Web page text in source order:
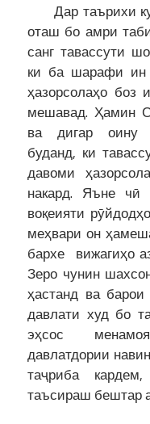
Дар таърихи
оташ бо амри
санг тавассути
ки ба шарафи ин
ҳазорсолаҳо
мешавад. Ҳамин
ва дигар оину
буданд, ки
давоми
накард. Яъне
воқеияти
меҳвари он
бархе вижагиҳо
Зеро чунин
ҳастанд ва
давлати худ бо
эҳсос
давлатдории
таҷриба
таъсираш бештар